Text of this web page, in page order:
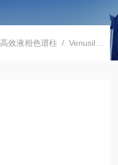
高效液相色谱柱 /Venusil 系列色谱柱